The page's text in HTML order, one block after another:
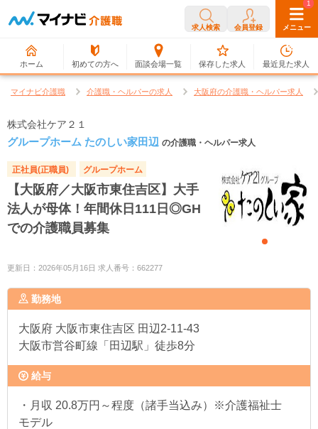
求人検索 会員登録 メニュー
ホーム 初めての方へ 面談会場一覧
0
保存した求人
1
最近見た求人
マイナビ介護職 介護職・ヘルパーの求人 大阪府の介護職・ヘルパー求人
株式会社ケア２１
グループホーム たのしい家田辺 の介護職・ヘルパー求人
正社員(正職員) グループホーム
【大阪府／大阪市東住吉区】大手
法人が母体！年間休日111日◎GH
での介護職員募集
更新日：2026年05月16日 求人番号：662277
勤務地
大阪府 大阪市東住吉区 田辺2-11-43
大阪市営谷町線「田辺駅」徒歩8分
給与
・月収 20.8万円～程度（諸手当込み）※介護福祉士
モデル